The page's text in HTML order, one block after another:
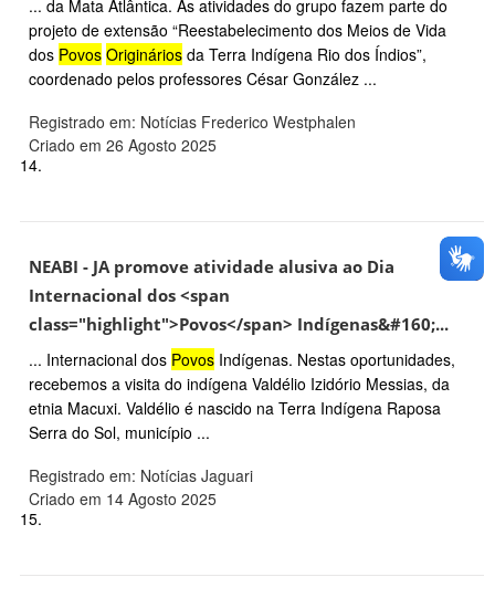
... da Mata Atlântica. As atividades do grupo fazem parte do
projeto de extensão “Reestabelecimento dos Meios de Vida
dos Povos Originários da Terra Indígena Rio dos Índios”,
coordenado pelos professores César González ...
Registrado em: Notícias Frederico Westphalen
Criado em 26 Agosto 2025
14.
NEABI - JA promove atividade alusiva ao Dia
Internacional dos <span
class="highlight">Povos</span> Indígenas&#160;...
... Internacional dos Povos Indígenas. Nestas oportunidades,
recebemos a visita do indígena Valdélio Izidório Messias, da
etnia Macuxi. Valdélio é nascido na Terra Indígena Raposa
Serra do Sol, município ...
Registrado em: Notícias Jaguari
Criado em 14 Agosto 2025
15.